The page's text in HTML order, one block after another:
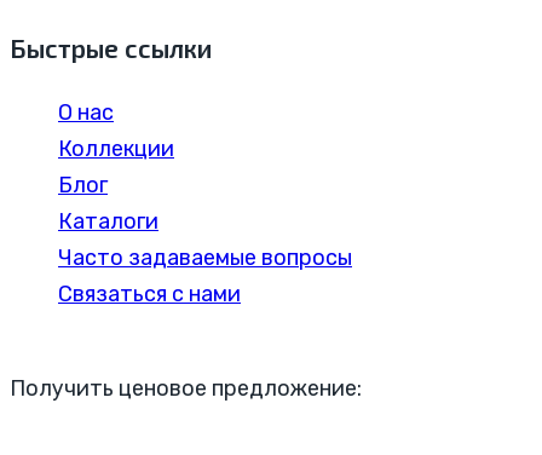
Быстрые ссылки
О нас
Коллекции
Блог
Каталоги
Часто задаваемые вопросы
Связаться с нами
Получить ценовое предложение: